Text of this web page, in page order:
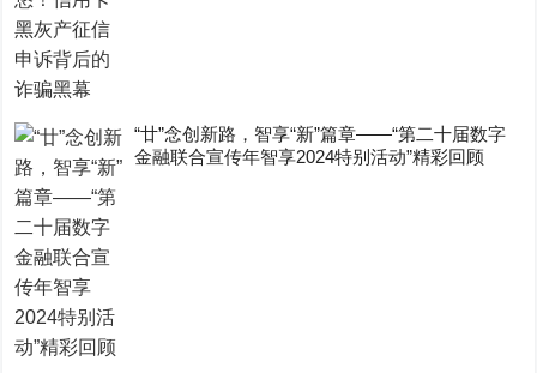
“廿”念创新路，智享“新”篇章——“第二十届数字
金融联合宣传年智享2024特别活动”精彩回顾